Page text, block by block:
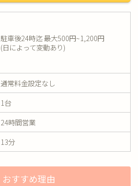
駐車後24時迄 最大500円~1,200円
(日によって変動あり)
通常料金設定なし
1台
24時間営業
13分
おすすめ理由